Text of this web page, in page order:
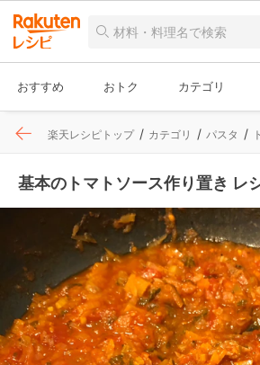
おすすめ おトク カテゴリ
楽天レシピトップ カテゴリ パスタ
基本のトマトソース作り置き レ